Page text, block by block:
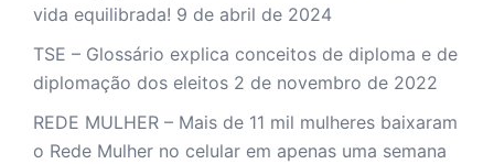
vida equilibrada! 9 de abril de 2024
TSE – Glossário explica conceitos de diploma e de
diplomação dos eleitos 2 de novembro de 2022
REDE MULHER – Mais de 11 mil mulheres baixaram
o Rede Mulher no celular em apenas uma semana